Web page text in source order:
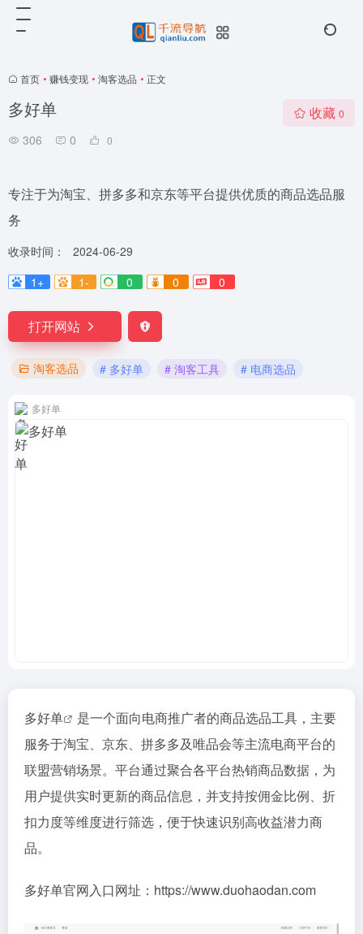
首页 • 赚钱变现 • 淘客选品 • 正文
多好单
306 0 0
收藏 0
专注于为淘宝、拼多多和京东等平台提供优质的商品选品服
务
收录时间：
2024-06-29
1+
1- 0 0 0
打开网站
淘客选品 # 多好单 # 淘客工具 # 电商选品
多好单
多好单
是一个面向电商推广者的商品选品工具，主要
服务于淘宝、京东、拼多多及唯品会等主流电商平台的
联盟营销场景。平台通过聚合各平台热销商品数据，为
用户提供实时更新的商品信息，并支持按佣金比例、折
扣力度等维度进行筛选，便于快速识别高收益潜力商
品。
多好单官网入口网址：https://www.duohaodan.com